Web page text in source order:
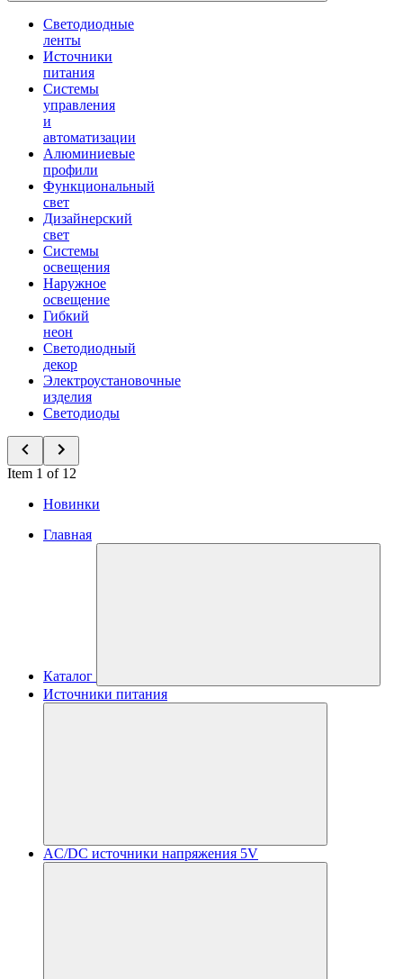
Светодиодные
ленты
Источники
питания
Системы
управления
и
автоматизации
Алюминиевые
профили
Функциональный
свет
Дизайнерский
свет
Системы
освещения
Наружное
освещение
Гибкий
неон
Светодиодный
декор
Электроустановочные
изделия
Светодиоды
Item 1 of 12
Новинки
Главная
Каталог
Источники питания
AC/DC источники напряжения 5V